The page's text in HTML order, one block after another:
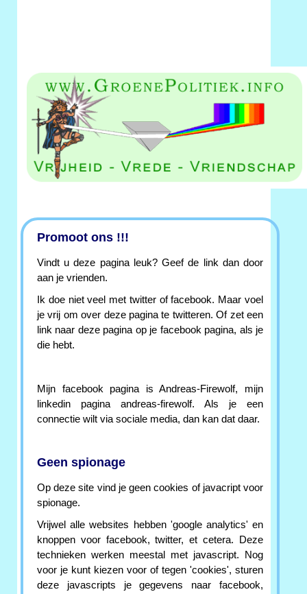
Promoot ons !!!
Vindt u deze pagina leuk? Geef de link dan door
aan je vrienden.
Ik doe niet veel met twitter of facebook. Maar voel
je vrij om over deze pagina te twitteren. Of zet een
link naar deze pagina op je facebook pagina, als je
die hebt.
Mijn facebook pagina is Andreas-Firewolf, mijn
linkedin pagina andreas-firewolf. Als je een
connectie wilt via sociale media, dan kan dat daar.
Geen spionage
Op deze site vind je geen cookies of javacript voor
spionage.
Vrijwel alle websites hebben 'google analytics' en
knoppen voor facebook, twitter, et cetera. Deze
technieken werken meestal met javascript. Nog
voor je kunt kiezen voor of tegen 'cookies', sturen
deze javascripts je gegevens naar facebook,